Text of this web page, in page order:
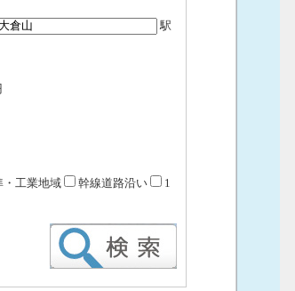
駅
・工業地域 幹線道路沿い
1